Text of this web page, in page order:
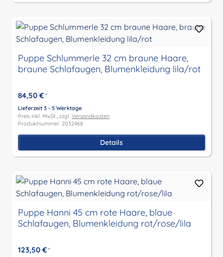
Puppe Schlummerle 32 cm braune Haare,
braune Schlafaugen, Blumenkleidung lila/rot
84,50 € *
Lieferzeit 3 - 5 Werktage
Preis inkl. MwSt., zzgl. Versandkosten
Produktnummer: 2032468
Details
Puppe Hanni 45 cm rote Haare, blaue
Schlafaugen, Blumenkleidung rot/rose/lila
123,50 € *